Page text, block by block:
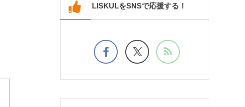
LISKULをSNSで応援する！